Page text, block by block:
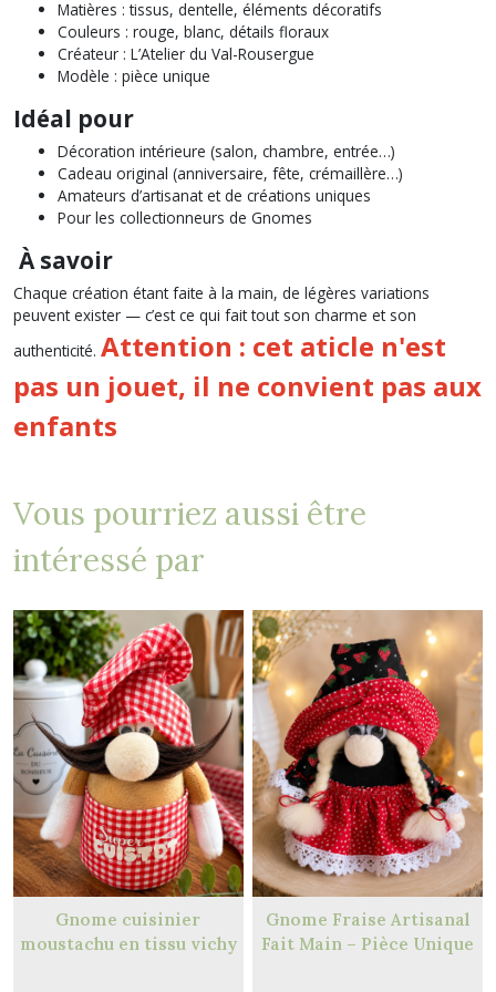
Matières : tissus, dentelle, éléments décoratifs
Couleurs : rouge, blanc, détails floraux
Créateur : L’Atelier du Val-Rousergue
Modèle : pièce unique
Idéal pour
Décoration intérieure (salon, chambre, entrée…)
Cadeau original (anniversaire, fête, crémaillère…)
Amateurs d’artisanat et de créations uniques
Pour les collectionneurs de Gnomes
À savoir
Chaque création étant faite à la main, de légères variations
peuvent exister — c’est ce qui fait tout son charme et son
authenticité. Attention : cet aticle n'est
pas un jouet, il ne convient pas aux
enfants
Vous pourriez aussi être
intéressé par
Gnome cuisinier
moustachu en tissu vichy
Gnome Fraise Artisanal
Fait Main – Pièce Unique